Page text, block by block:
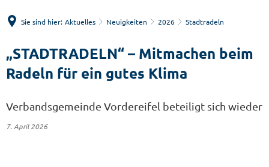
Sie sind hier: Aktuelles Neuigkeiten 2026 Stadtradeln
„STADTRADELN“ – Mitmachen beim
Radeln für ein gutes Klima
Verbandsgemeinde Vordereifel beteiligt sich wieder
7. April 2026